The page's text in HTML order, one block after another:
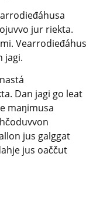
jur riekta.
Vearrodieđáhus
jagi.
Dan jagi go leat
maŋimusa
jus galggat
jus oaččut